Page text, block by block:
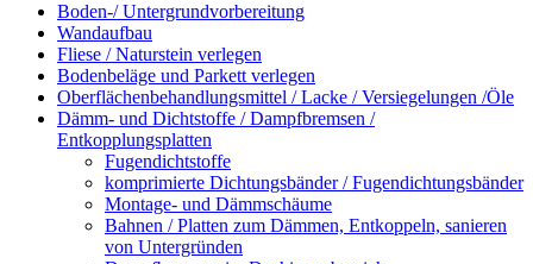
Boden-/ Untergrundvorbereitung
Wandaufbau
Fliese / Naturstein verlegen
Bodenbeläge und Parkett verlegen
Oberflächenbehandlungsmittel / Lacke / Versiegelungen /Öle
Dämm- und Dichtstoffe / Dampfbremsen /
Entkopplungsplatten
Fugendichtstoffe
komprimierte Dichtungsbänder / Fugendichtungsbänder
Montage- und Dämmschäume
Bahnen / Platten zum Dämmen, Entkoppeln, sanieren
von Untergründen